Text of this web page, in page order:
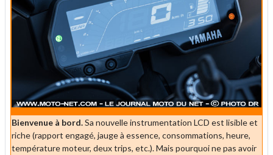
Bienvenue à bord.Sa nouvelle instrumentation LCD est lisible et
riche (rapport engagé, jauge à essence, consommations, heure,
température moteur, deux trips, etc.). Mais pourquoi ne pas avoir